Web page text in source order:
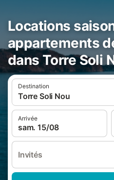
Locations
appartements
dans Torre Soli
Destination
Torre Soli Nou
Arrivée
sam. 15/08
Invités